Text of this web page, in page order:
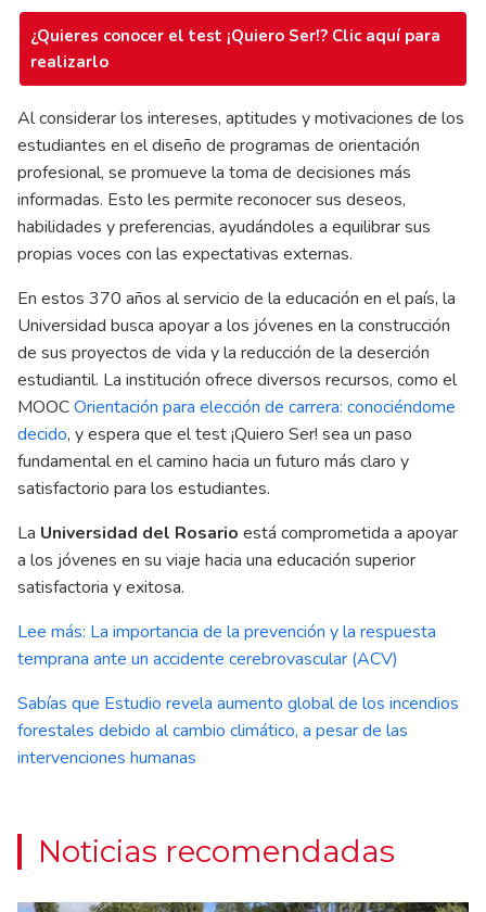
¿Quieres conocer el test ¡Quiero Ser!? Clic aquí para
realizarlo
Al considerar los intereses, aptitudes y motivaciones de los
estudiantes en el diseño de programas de orientación
profesional, se promueve la toma de decisiones más
informadas. Esto les permite reconocer sus deseos,
habilidades y preferencias, ayudándoles a equilibrar sus
propias voces con las expectativas externas.
En estos 370 años al servicio de la educación en el país, la
Universidad busca apoyar a los jóvenes en la construcción
de sus proyectos de vida y la reducción de la deserción
estudiantil. La institución ofrece diversos recursos, como el
MOOCOrientación para elección de carrera: conociéndome
decido, y espera que el test ¡Quiero Ser! sea un paso
fundamental en el camino hacia un futuro más claro y
satisfactorio para los estudiantes.
La Universidad del Rosario está comprometida a apoyar
a los jóvenes en su viaje hacia una educación superior
satisfactoria y exitosa.
Lee más: La importancia de la prevención y la respuesta
temprana ante un accidente cerebrovascular (ACV)
Sabías que Estudio revela aumento global de los incendios
forestales debido al cambio climático, a pesar de las
intervenciones humanas
Noticias recomendadas